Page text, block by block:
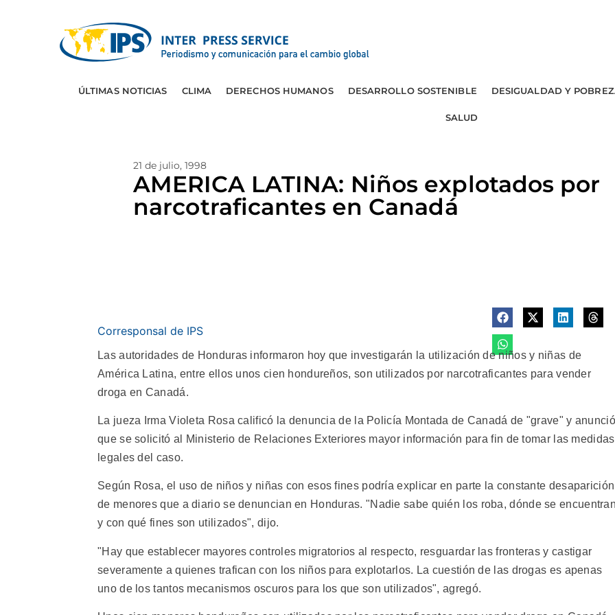
ÚLTIMAS NOTICIAS CLIMA DERECHOS HUMANOS DESARROLLO SOSTENIBLE DESIGUALDAD Y
SALUD
21 de julio, 1998
AMERICA LATINA: Niños explotados por
narcotraficantes en Canadá
Corresponsal de IPS
Las autoridades de Honduras informaron hoy que investigarán la utilización de niños y niñas de
América Latina, entre ellos unos cien hondureños, son utilizados por narcotraficantes para vender
droga en Canadá.
La jueza Irma Violeta Rosa calificó la denuncia de la Policía Montada de Canadá de "grave" y anunció
que se solicitó al Ministerio de Relaciones Exteriores mayor información para fin de tomar las medidas
legales del caso.
Según Rosa, el uso de niños y niñas con esos fines podría explicar en parte la constante desaparición
de menores que a diario se denuncian en Honduras. "Nadie sabe quién los roba, dónde se
y con qué fines son utilizados", dijo.
"Hay que establecer mayores controles migratorios al respecto, resguardar las fronteras y castigar
severamente a quienes trafican con los niños para explotarlos. La cuestión de las drogas es apenas
uno de los tantos mecanismos oscuros para los que son utilizados", agregó.